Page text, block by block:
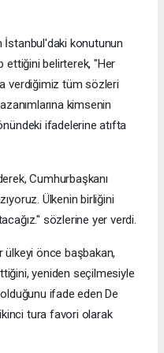
İstanbul'daki konutunun
ettiğini belirterek, "Her
verdiğimiz tüm sözleri
kimsenin
ifadelerine atıfta
Cumhurbaşkanı
Ülkenin birliğini
sözlerine yer verdi.
ülkeyi önce başbakan,
yeniden seçilmesiyle
ifade eden De
tura favori olarak